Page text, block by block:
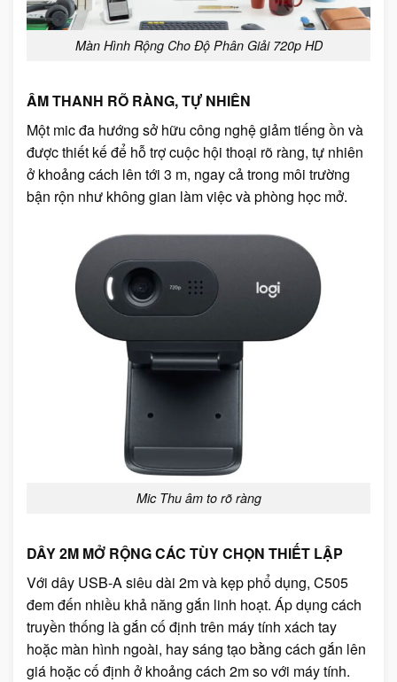
Màn Hình Rộng Cho Độ Phân Giải 720p HD
ÂM THANH RÕ RÀNG, TỰ NHIÊN
Một mic đa hướng sở hữu công nghệ giảm tiếng ồn và
được thiết kế để hỗ trợ cuộc hội thoại rõ ràng, tự nhiên
ở khoảng cách lên tới 3 m, ngay cả trong môi trường
bận rộn như không gian làm việc và phòng học mở.
Mic Thu âm to rõ ràng
DÂY 2M MỞ RỘNG CÁC TÙY CHỌN THIẾT LẬP
Với dây USB-A siêu dài 2m và kẹp phổ dụng, C505
đem đến nhiều khả năng gắn linh hoạt. Áp dụng cách
truyền thống là gắn cố định trên máy tính xách tay
hoặc màn hình ngoài, hay sáng tạo bằng cách gắn lên
giá hoặc cố định ở khoảng cách 2m so với máy tính.